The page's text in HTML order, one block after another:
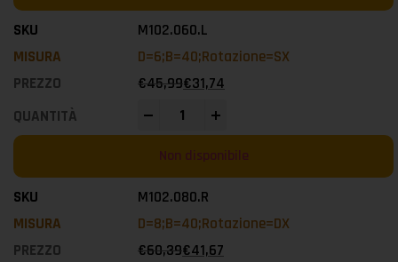
M102.060.L
D=6;B=40;Rotazione=SX
€45,99€31,74
Non disponibile
M102.080.R
D=8;B=40;Rotazione=DX
€60,39€41,67